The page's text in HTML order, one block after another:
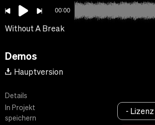
00:00
Without A Break
Demos
Hauptversion
Details
In Projekt
speichern
-